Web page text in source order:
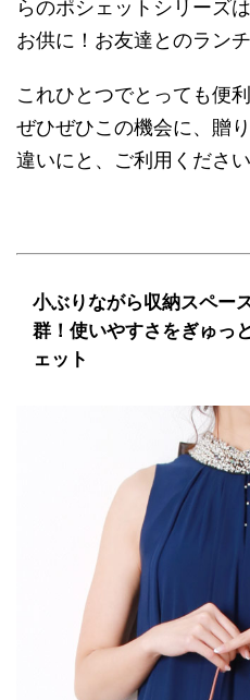
らのポシェットシリーズ
お供に！お友達とのラン
これひとつでとっても便
ぜひぜひこの機会に、贈
違いにと、ご利用ください
小ぶりながら収納スペー
群！使いやすさをぎゅっ
ェット